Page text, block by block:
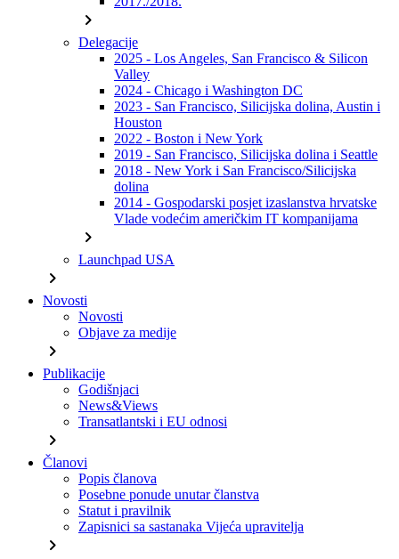
chevron_right
Delegacije
2025 - Los Angeles, San Francisco & Silicon
Valley
2024 - Chicago i Washington DC
2023 - San Francisco, Silicijska dolina, Austin i
Houston
2022 - Boston i New York
2019 - San Francisco, Silicijska dolina i Seattle
2018 - New York i San Francisco/Silicijska
dolina
2014 - Gospodarski posjet izaslanstva hrvatske
Vlade vodećim američkim IT kompanijama
chevron_right
Launchpad USA
chevron_right
Novosti
Novosti
Objave za medije
chevron_right
Publikacije
Godišnjaci
News&Views
Transatlantski i EU odnosi
chevron_right
Članovi
Popis članova
Posebne ponude unutar članstva
Statut i pravilnik
Zapisnici sa sastanaka Vijeća upravitelja
chevron_right